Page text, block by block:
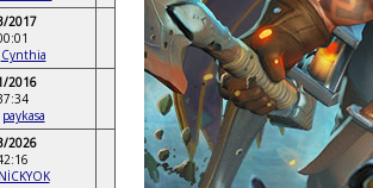
2017
Cynthia
2016
paykasa
2026
NİCKYOK